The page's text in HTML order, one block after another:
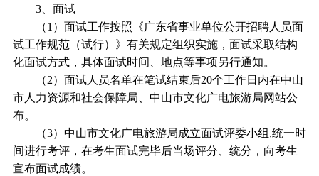
3、面试
（1）面试工作按照《广东省事业单位公开招聘人员面
试工作规范（试行）》有关规定组织实施，面试采取结构
化面试方式，具体面试时间、地点等事项另行通知。
（2）面试人员名单在笔试结束后20个工作日内在中山
市人力资源和社会保障局、中山市文化广电旅游局网站公
布。
（3）中山市文化广电旅游局成立面试评委小组,统一时
间进行考评，在考生面试完毕后当场评分、统分，向考生
宣布面试成绩。